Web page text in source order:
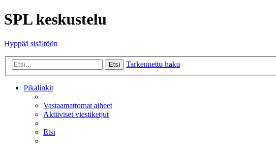
SPL keskustelu
Hyppää sisältöön
Etsi Tarkennettu haku
Pikalinkit
Vastaamattomat aiheet
Aktiiviset viestiketjut
Etsi